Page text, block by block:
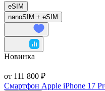
eSIM
nanoSIM + eSIM
Новинка
от 111 800 ₽
Смартфон Apple iPhone 17